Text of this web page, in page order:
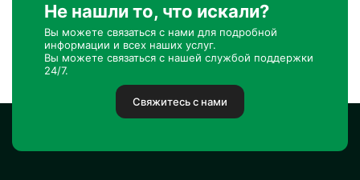
Не нашли то, что искали?
Вы можете связаться с нами для подробной
информации и всех наших услуг.
Вы можете связаться с нашей службой поддержки
24/7.
Свяжитесь с нами